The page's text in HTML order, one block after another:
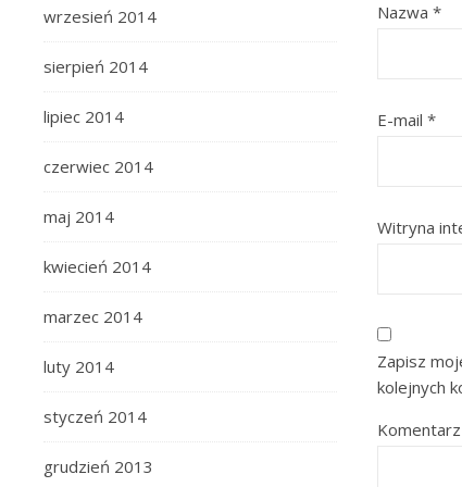
wrzesień 2014
sierpień 2014
lipiec 2014
czerwiec 2014
maj 2014
kwiecień 2014
marzec 2014
luty 2014
styczeń 2014
grudzień 2013
Nazwa *
E-mail *
Witryna
Zapisz
kolejnych
Komentarz